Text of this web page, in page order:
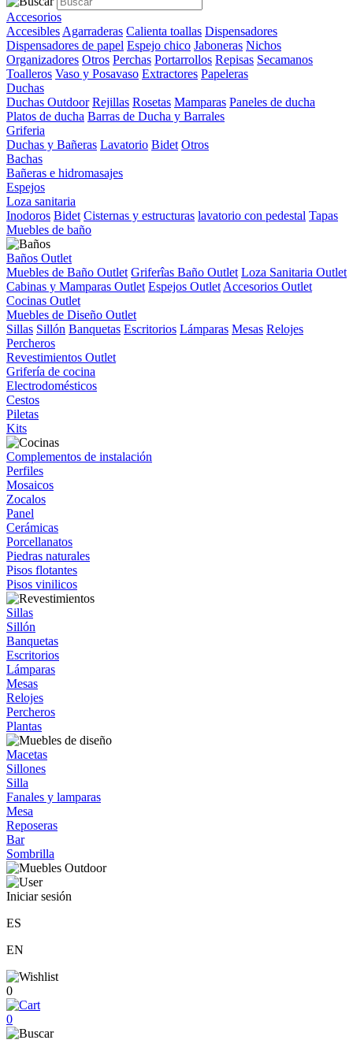
Accesorios
Accesibles Agarraderas Calienta toallas Dispensadores
Dispensadores de papel Espejo chico Jaboneras Nichos
Organizadores Otros Perchas Portarrollos Repisas Secamanos
Toalleros Vaso y Posavaso Extractores Papeleras
Duchas
Duchas Outdoor Rejillas Rosetas Mamparas Paneles de ducha
Platos de ducha Barras de Ducha y Barrales
Griferia
Duchas y Bañeras Lavatorio Bidet Otros
Bachas
Bañeras e hidromasajes
Espejos
Loza sanitaria
Inodoros Bidet Cisternas y estructuras lavatorio con pedestal Tapas
Muebles de baño
Baños Outlet
Muebles de Baño Outlet Griferîas Baño Outlet Loza Sanitaria Outlet
Cabinas y Mamparas Outlet Espejos Outlet Accesorios Outlet
Cocinas Outlet
Muebles de Diseño Outlet
Sillas Sillón Banquetas Escritorios Lámparas Mesas Relojes
Percheros
Revestimientos Outlet
Grifería de cocina
Electrodomésticos
Cestos
Piletas
Kits
Complementos de instalación
Perfiles
Mosaicos
Zocalos
Panel
Cerámicas
Porcellanatos
Piedras naturales
Pisos flotantes
Pisos vinilicos
Sillas
Sillón
Banquetas
Escritorios
Lámparas
Mesas
Relojes
Percheros
Plantas
Macetas
Sillones
Silla
Fanales y lamparas
Mesa
Reposeras
Bar
Sombrilla
Iniciar sesión
ES
EN
0
0